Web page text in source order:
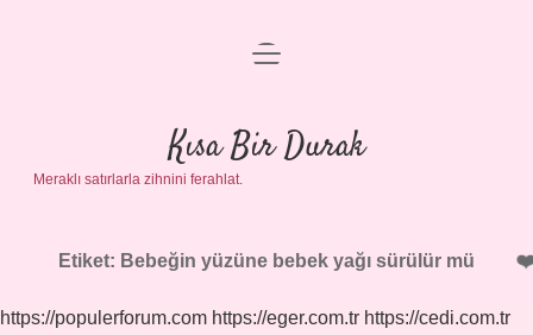
Anasayfa
Gizlilik Politikası
Yasal Uyarı
menüyü
Kısa Bir Durak
Meraklı satırlarla zihnini ferahlat.
Etiket: Bebeğin yüzüne bebek yağı sürülür mü
https://populerforum.com https://eger.com.tr https://cedi.com.tr